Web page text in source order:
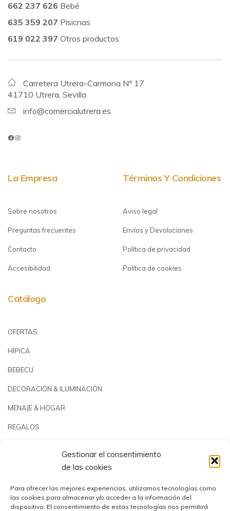
Gestionar el consentimiento
de las cookies
Para ofrecer las mejores experiencias, utilizamos tecnologías como
las cookies para almacenar y/o acceder a la información del
dispositivo. El consentimiento de estas tecnologías nos permitirá
662 237 626 Bebé
635 359 207 Pisicnas
619 022 397 Otros productos
Carretera Utrera-Carmona Nº 17
41710 Utrera, Sevilla
info@comercialutrera.es
La Empresa
Sobre nosotros
Preguntas frecuentes
Contacto
Accesibilidad
Términos Y Condiciones
Aviso legal
Envíos y Devoluciones
Política de privacidad
Política de cookies
Catálogo
OFERTAS
HÍPICA
BEBECU
DECORACIÓN & ILUMINACIÓN
MENAJE & HOGAR
REGALOS
PISCINAS & REPUESTOS